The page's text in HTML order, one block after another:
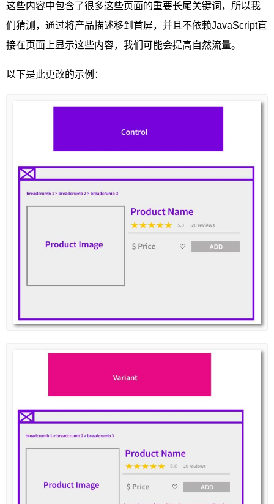
这些内容中包含了很多这些页面的重要长尾关键词，所以我
们猜测，通过将产品描述移到首屏，并且不依赖JavaScript直
接在页面上显示这些内容，我们可能会提高自然流量。
以下是此更改的示例：